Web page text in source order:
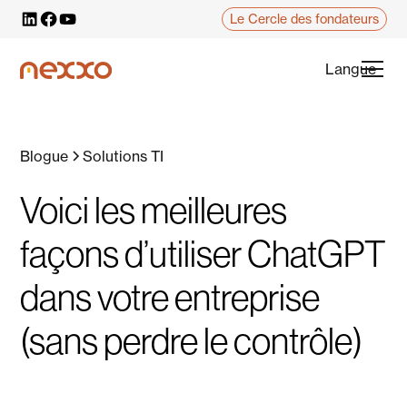
Le Cercle des fondateurs
Langue
Blogue Solutions TI
Voici les meilleures
façons d’utiliser ChatGPT
dans votre entreprise
(sans perdre le contrôle)